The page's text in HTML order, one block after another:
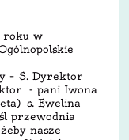
roku w
– S. Dyrektor
- pani Iwona
s. Ewelina
przewodnia
nasze